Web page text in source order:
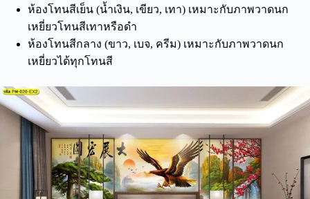
ห้องโทนสีเย็น (น้ำเงิน, เขียว, เทา) เหมาะกับภาพวาดนก
เหยี่ยวโทนสีเทาหรือดำ
ห้องโทนสีกลาง (ขาว, เบจ, ครีม) เหมาะกับภาพวาดนก
เหยี่ยวได้ทุกโทนสี